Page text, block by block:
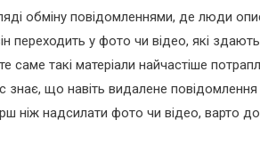
обміну повідомленнями, де люди
переходить у фото чи відео, які
саме такі матеріали найчастіше
знає, що навіть видалене
ніж надсилати фото чи відео, варто